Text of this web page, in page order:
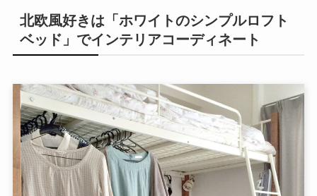
北欧風好きは「ホワイトのシンプルロフト
ベッド」でインテリアコーディネート